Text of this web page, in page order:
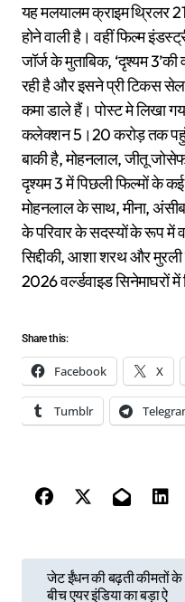
यह मलयालम क्राइम थ्रिलर
होने वाली है। वहीं फिल्म
जॉर्ज के मुताबिक, ‘दृश्यम
रही है और इसने प्री टिकस
कमा डाले हैं। पोस्ट मे लिखा
कलेक्शन 5।20 करोड़ तक
बाकी है, मोहनलाल, जीतू
दृश्यम 3 में पिछली फिल्मों के
मोहनलाल के साथ, मीना,
के परिवार के सदस्यों के रूप में
सिद्दीकी, आशा शरथ और मुरली
2026 वर्ल्डवाइड सिनेमाघरों में
Share this:
Facebook X
Tumblr
जेट ईंधन की बढ़ती कीमतों के
बीच एयर इंडिया का बड़ा ऐ